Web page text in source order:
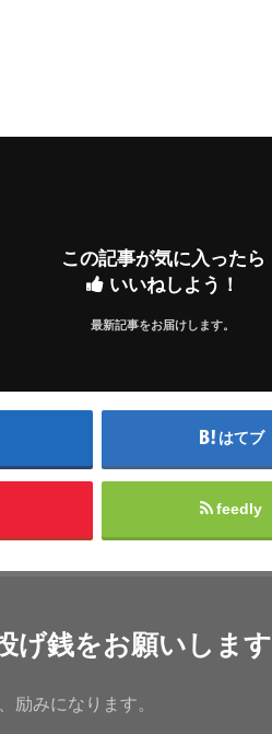
この記事が気に入ったら
いいねしよう！
最新記事をお届けします。
はてブ
feedly
げ銭をお願いします
みになります。